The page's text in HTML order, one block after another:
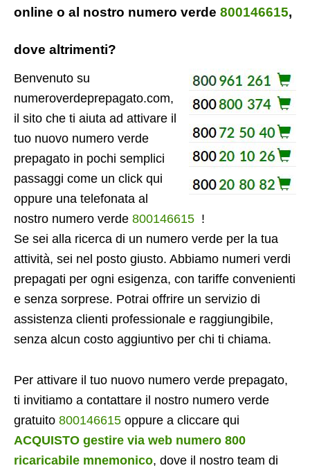
online o al nostro numero verde 800146615,
dove altrimenti?
Benvenuto su
numeroverdeprepagato.com,
il sito che ti aiuta ad attivare il
tuo nuovo numero verde
prepagato in pochi semplici
passaggi come un click qui
oppure una telefonata al
nostro numero verde 800146615 !
Se sei alla ricerca di un numero verde per la tua
attività, sei nel posto giusto. Abbiamo numeri verdi
prepagati per ogni esigenza, con tariffe convenienti
e senza sorprese. Potrai offrire un servizio di
assistenza clienti professionale e raggiungibile,
senza alcun costo aggiuntivo per chi ti chiama.
Per attivare il tuo nuovo numero verde prepagato,
ti invitiamo a contattare il nostro numero verde
gratuito 800146615 oppure a cliccare qui
ACQUISTO gestire via web numero 800
ricaricabile mnemonico, dove il nostro team di